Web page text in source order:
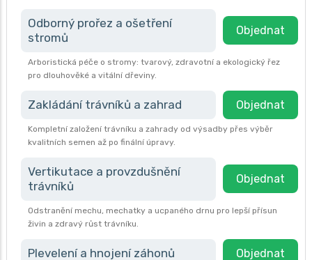
Odborný prořez a ošetření
stromů
Objednat
Arboristická péče o stromy: tvarový, zdravotní a ekologický řez
pro dlouhověké a vitální dřeviny.
Zakládání trávníků a zahrad Objednat
Kompletní založení trávníku a zahrady od výsadby přes výběr
kvalitních semen až po finální úpravy.
Vertikutace a provzdušnění
trávníků
Objednat
Odstranění mechu, mechatky a ucpaného drnu pro lepší přísun
živin a zdravý růst trávníku.
Plevelení a hnojení záhonů Objednat